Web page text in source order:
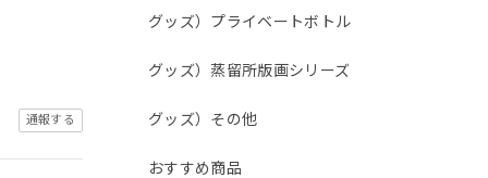
グッズ）プライベートボトル
グッズ）蒸留所版画シリーズ
グッズ）その他
おすすめ商品
通報する